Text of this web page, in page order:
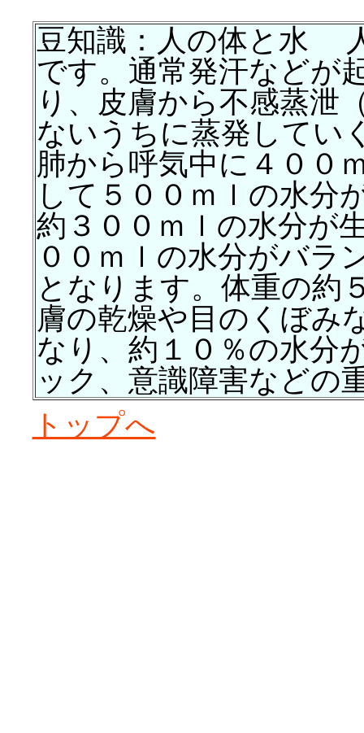
豆知識：人の体と水
です。通常発汗などが
り、皮膚から不感蒸泄
ないうちに蒸発してい
肺から呼気中に４００
して５００ｍｌの水分
約３００ｍｌの水分が
００ｍｌの水分がバラ
となります。体重の約
膚の乾燥や目のくぼみ
なり、約１０％の水分
ック、意識障害などの
トップへ